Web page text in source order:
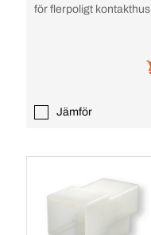
för flerpoligt kontakthus
Jämför